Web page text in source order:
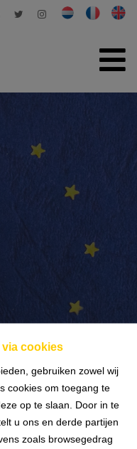
via cookies
gebruiken zowel wij
cookies om toegang te
op te slaan. Door in te
u ons en derde partijen
zoals browsegedrag